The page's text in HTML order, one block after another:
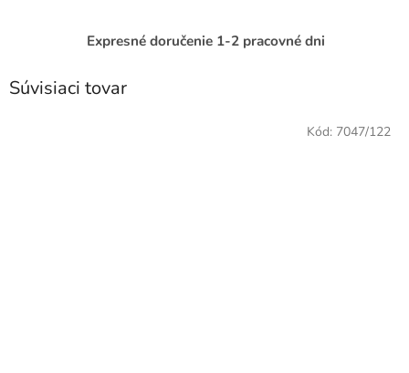
Expresné doručenie 1-2 pracovné dni
Súvisiaci tovar
Kód: 7047/122